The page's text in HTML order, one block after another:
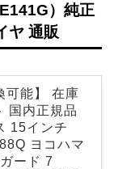
）純正
ヤ 通販
可能】 在庫
国内正規品
15インチ
ヨコハマ
ード 7